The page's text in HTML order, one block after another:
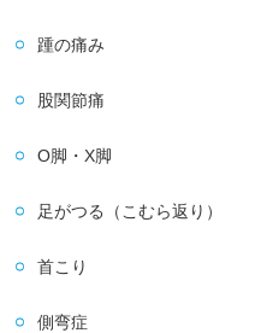
踵の痛み
股関節痛
O脚・X脚
足がつる（こむら返り）
首こり
側弯症